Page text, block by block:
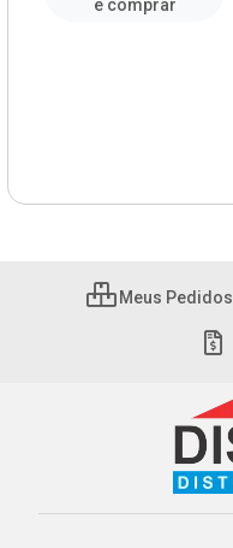
e comprar
Meus Pedidos